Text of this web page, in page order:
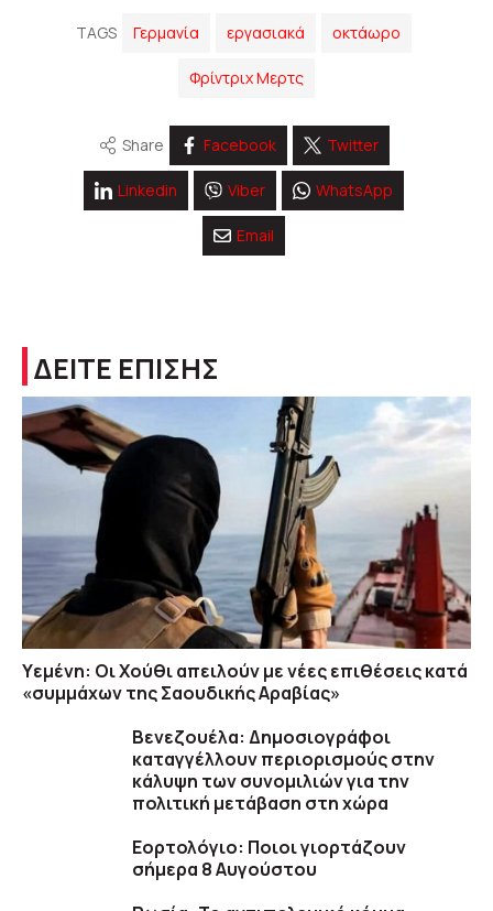
TAGS Γερμανία εργασιακά οκτάωρο
Φρίντριχ Μερτς
Share Facebook Twitter
Linkedin Viber WhatsApp
Email
ΔΕΙΤΕ ΕΠΙΣΗΣ
Υεμένη: Οι Χούθι απειλούν με νέες επιθέσεις κατά
«συμμάχων της Σαουδικής Αραβίας»
Βενεζουέλα: Δημοσιογράφοι
καταγγέλλουν περιορισμούς στην
κάλυψη των συνομιλιών για την
πολιτική μετάβαση στη χώρα
Εορτολόγιο: Ποιοι γιορτάζουν
σήμερα 8 Αυγούστου